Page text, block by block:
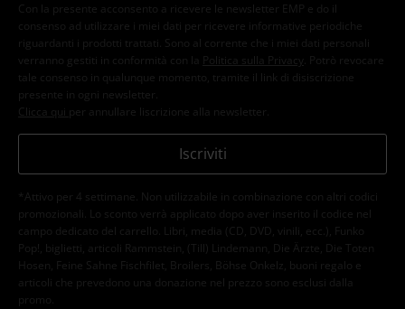
Con la presente acconsento a ricevere le newsletter EMP e do il
consenso ad utilizzare i miei dati per ricevere informative periodiche
riguardanti i prodotti trattati. Sono al corrente che i miei dati personali
verranno gestiti in conformità con la
Politica sulla Privacy
. Potrò revocare
tale consenso in qualunque momento, tramite il link di disiscrizione
presente in ogni newsletter.
Clicca qui per annullare liscrizione alla newsletter.
Iscriviti
*Attivo per 4 settimane. Non utilizzabile in combinazione con altri codici
promozionali. Lo sconto verrà applicato dopo aver inserito il codice nel
campo dedicato del carrello. Libri, media (CD, DVD, vinili, ecc.), Funko
Pop!, biglietti, articoli Rammstein, (Till) Lindemann, Die Ärzte, Die Toten
Hosen, Feine Sahne Fischfilet, Broilers, Böhse Onkelz, buoni regalo e
articoli che prevedono una donazione nel prezzo sono esclusi dalla
promo.